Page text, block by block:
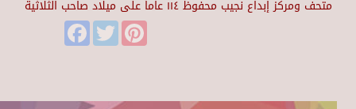
متحف ومركز إبداع نجيب محفوظ ١١٤ عاماً على ميلاد صاحب الثلاثية
FacebookTwitter